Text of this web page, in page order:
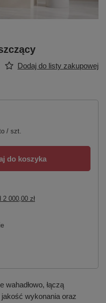
Dodaj do listy zakupowej
/ szt.
do koszyka
2 000,00 zł
wahadłowo, łączą
wykonania oraz